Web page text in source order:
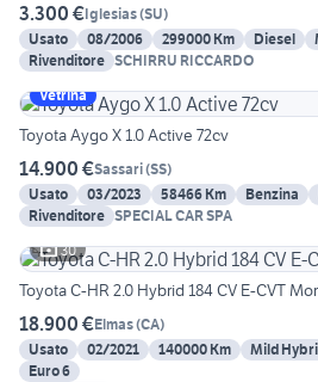
3.300 €Iglesias(SU)
Usato
08/2006 299000 Km Diesel
Rivenditore SCHIRRU RICCARDO
Vetrina
Toyota Aygo X 1.0 Active 72cv
14.900 €Sassari(SS)
Usato
03/2023 58466 Km Benzina
Rivenditore SPECIAL CAR SPA
30
Toyota C-HR 2.0 Hybrid 184 CV E-CVT
18.900 €Elmas(CA)
Usato
02/2021 140000 Km Mild
Euro 6